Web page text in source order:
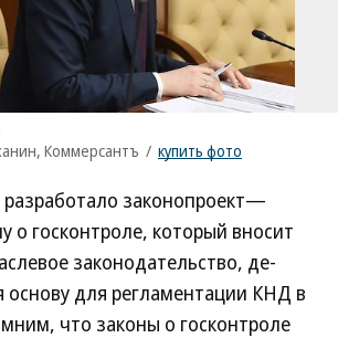
Коммерсантъ / купить фото
законопроект—
о госконтроле, который вносит
законодательство, де-
основу для регламентации КНД в
что законы о госконтроле